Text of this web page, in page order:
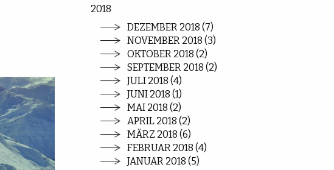
2018
DEZEMBER 2018 (7)
NOVEMBER 2018 (3)
OKTOBER 2018 (2)
SEPTEMBER 2018 (2)
JULI 2018 (4)
JUNI 2018 (1)
MAI 2018 (2)
APRIL 2018 (2)
MÄRZ 2018 (6)
FEBRUAR 2018 (4)
JANUAR 2018 (5)